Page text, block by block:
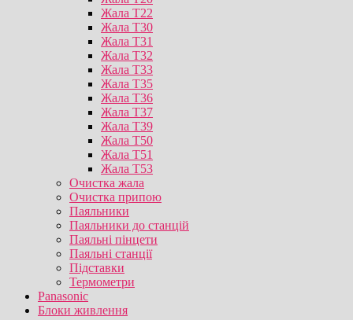
Жала T22
Жала T30
Жала T31
Жала T32
Жала T33
Жала T35
Жала T36
Жала T37
Жала T39
Жала T50
Жала T51
Жала T53
Очистка жала
Очистка припою
Паяльники
Паяльники до станцій
Паяльні пінцети
Паяльні станції
Підставки
Термометри
Panasonic
Блоки живлення